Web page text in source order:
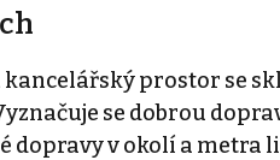
prostor se
se dobrou
v okolí a metra